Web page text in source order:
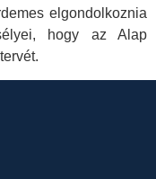
elgondolkoznia
hogy az Alap